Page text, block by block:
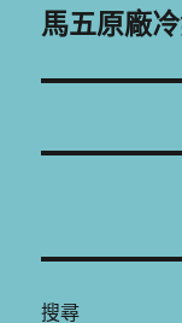
章:
下
篇
章:
馬五原廠
搜尋